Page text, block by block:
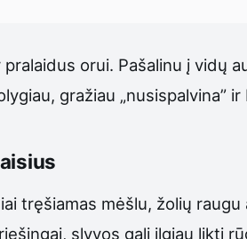
orui. Pašalinu į vidų
gražiau „nusispalvina”
tręšiamas mėšlu, žolių
slyvos gali ilgiau likti